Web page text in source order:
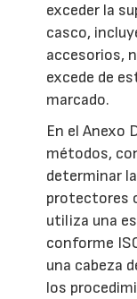
exceder la
casco,
accesorios,
excede de
marcado.
En el Anexo
métodos,
determinar
protectores
utiliza una
conforme
una cabeza
los